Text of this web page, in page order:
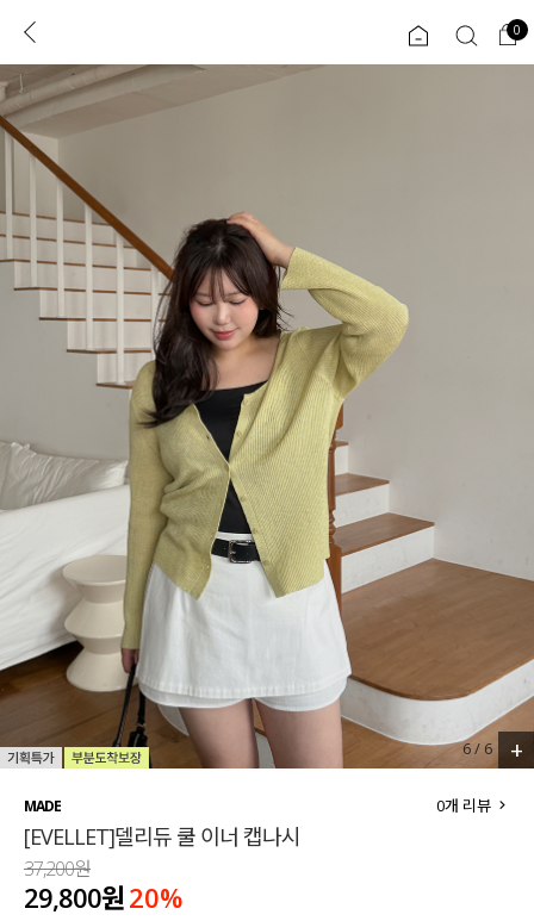
로그인 0
콘텐츠
CATEGORY
도착보장⚡
인플루언서 pick!
베스트
세트할인 ~30%
하객룩
살안타템
티셔츠
팬츠
ALL
익스클루시브
아우터
티셔츠
니트
블라우스
언더웨어
0
6/ 6 +
MADE
[EVELLET]델리듀 쿨 이너 캡나시
0개 리뷰
37,200원
29,800원20%